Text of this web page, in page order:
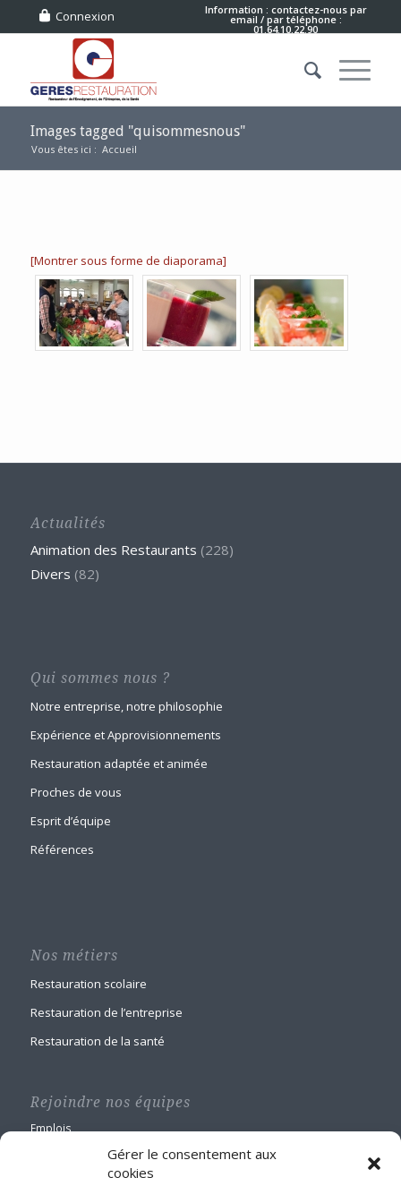
Gérer le consentement aux
cookies
Connexion Information : contactez-nous par
email / par téléphone :
01.64.10.22.90
Images tagged "quisommesnous"
Vous êtes ici : Accueil
[Montrer sous forme de diaporama]
Actualités
Animation des Restaurants (228)
Divers (82)
Qui sommes nous ?
Notre entreprise, notre philosophie
Expérience et Approvisionnements
Restauration adaptée et animée
Proches de vous
Esprit d’équipe
Références
Nos métiers
Restauration scolaire
Restauration de l’entreprise
Restauration de la santé
Rejoindre nos équipes
Emplois